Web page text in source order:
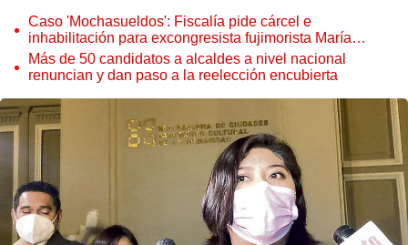
Caso 'Mochasueldos': Fiscalía pide cárcel e
inhabilitación para excongresista fujimorista María
Cordero Jon Tay
Más de 50 candidatos a alcaldes a nivel nacional
renuncian y dan paso a la reelección encubierta